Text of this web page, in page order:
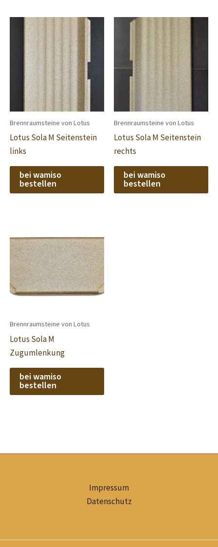
Brennraumsteine von Lotus
Lotus Sola M Seitenstein
links
bei wamiso
bestellen
Brennraumsteine von Lotus
Lotus Sola M Seitenstein
rechts
bei wamiso
bestellen
Brennraumsteine von Lotus
Lotus Sola M
Zugumlenkung
bei wamiso
bestellen
Impressum
Datenschutz